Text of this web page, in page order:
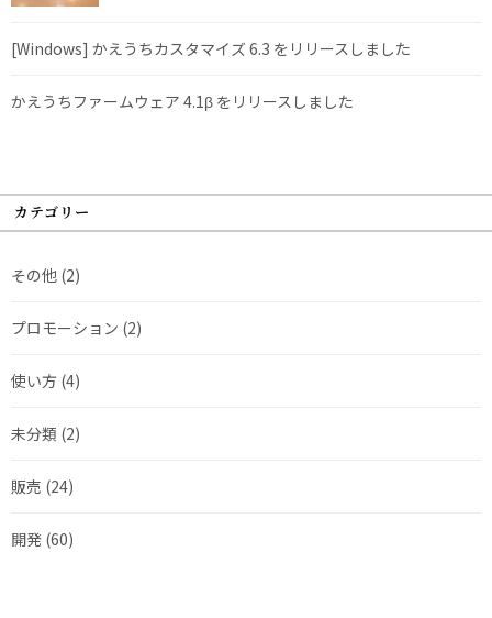
[Windows] かえうちカスタマイズ 6.3 をリリースしました
かえうちファームウェア 4.1β をリリースしました
カテゴリー
その他 (2)
プロモーション (2)
使い方 (4)
未分類 (2)
販売 (24)
開発 (60)